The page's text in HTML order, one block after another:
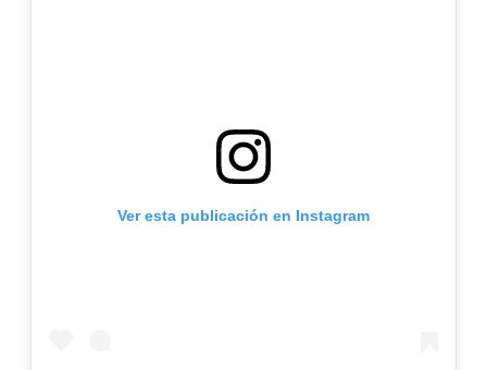
Ver esta publicación en Instagram